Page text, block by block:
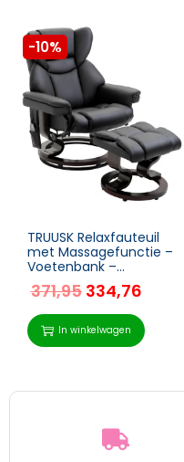
-10%
TRUUSK Relaxfauteuil
met Massagefunctie –
Voetenbank –
Ligfunctie –
Imitatieleer – 79 x 82 x
101 cm
371,95 334,76
In winkelwagen